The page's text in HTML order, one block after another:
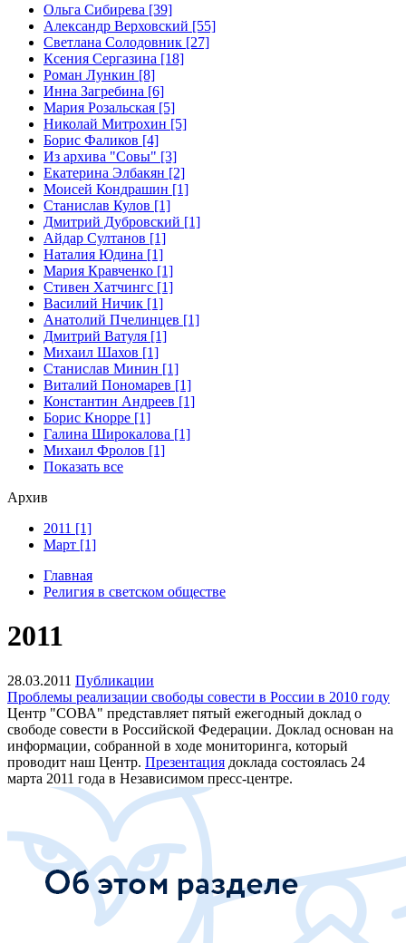
Ольга Сибирева [39]
Александр Верховский [55]
Светлана Солодовник [27]
Ксения Сергазина [18]
Роман Лункин [8]
Инна Загребина [6]
Мария Розальская [5]
Николай Митрохин [5]
Борис Фаликов [4]
Из архива "Совы" [3]
Екатерина Элбакян [2]
Моисей Кондрашин [1]
Станислав Кулов [1]
Дмитрий Дубровский [1]
Айдар Султанов [1]
Наталия Юдина [1]
Мария Кравченко [1]
Стивен Хатчингс [1]
Василий Ничик [1]
Анатолий Пчелинцев [1]
Дмитрий Ватуля [1]
Михаил Шахов [1]
Станислав Минин [1]
Виталий Пономарев [1]
Константин Андреев [1]
Борис Кнорре [1]
Галина Широкалова [1]
Михаил Фролов [1]
Показать все
Архив
2011 [1]
Март [1]
Главная
Религия в светском обществе
2011
28.03.2011 Публикации
Проблемы реализации свободы совести в России в 2010 году
Центр "СОВА" представляет пятый ежегодный доклад о
свободе совести в Российской Федерации. Доклад основан на
информации, собранной в ходе мониторинга, который
проводит наш Центр. Презентация доклада состоялась 24
марта 2011 года в Независимом пресс-центре.